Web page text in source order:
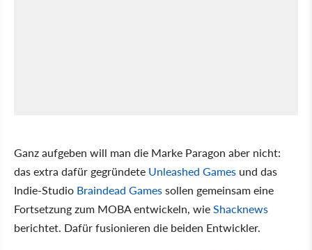
Ganz aufgeben will man die Marke Paragon aber nicht:
das extra dafür gegründete Unleashed Games und das
Indie-Studio Braindead Gamessollen gemeinsam eine
Fortsetzung zum MOBA entwickeln, wieShacknews
berichtet. Dafür fusionieren die beiden Entwickler.